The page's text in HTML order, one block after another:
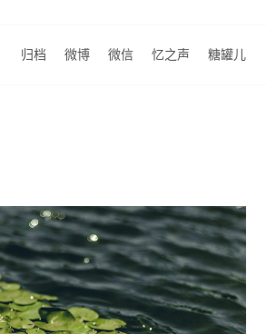
归档 微博 微信 忆之声 糖罐儿